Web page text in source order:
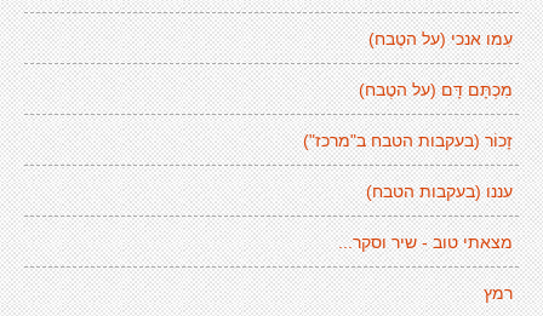
עִמו אנכי (על הטֶבח)
מִכְתָּם דָּם (על הטֶבח)
זָכוֹר (בעקבות הטבח ב"מרכז")
עננו (בעקבות הטבח)
מצאתי טוב - שיר וסקר...
רמץ